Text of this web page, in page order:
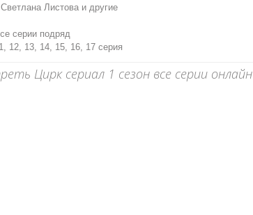
Листова и другие
серии подряд
12, 13, 14, 15, 16, 17 серия
Цирк сериал 1 сезон все серии онлайн